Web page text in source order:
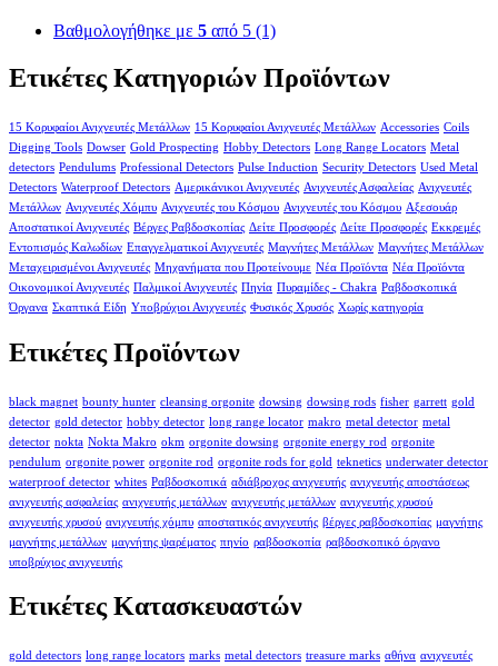
Βαθμολογήθηκε με 5 από 5 (1)
Ετικέτες Κατηγοριών Προϊόντων
15 Κορυφαίοι Ανιχνευτές Μετάλλων 15 Κορυφαίοι Ανιχνευτές Μετάλλων Accessories Coils
Digging Tools Dowser Gold Prospecting Hobby Detectors Long Range Locators Metal
detectors Pendulums Professional Detectors Pulse Induction Security Detectors Used Metal
Detectors Waterproof Detectors Αμερικάνικοι Ανιχνευτές Ανιχνευτές Ασφαλείας Ανιχνευτές
Μετάλλων Ανιχνευτές Χόμπυ Ανιχνευτές του Κόσμου Ανιχνευτές του Κόσμου Αξεσουάρ
Αποστατικοί Ανιχνευτές Βέργες Ραβδοσκοπίας Δείτε Προσφορές Δείτε Προσφορές Εκκρεμές
Εντοπισμός Καλωδίων Επαγγελματικοί Ανιχνευτές Μαγνήτες Μετάλλων Μαγνήτες Μετάλλων
Μεταχειρισμένοι Ανιχνευτές Μηχανήματα που Προτείνουμε Νέα Προϊόντα Νέα Προϊόντα
Οικονομικοί Ανιχνευτές Παλμικοί Ανιχνευτές Πηνία Πυραμίδες - Chakra Ραβδοσκοπικά
Όργανα Σκαπτικά Είδη Υποβρύχιοι Ανιχνευτές Φυσικός Χρυσός Χωρίς κατηγορία
Ετικέτες Προϊόντων
black magnet bounty hunter cleansing orgonite dowsing dowsing rods fisher garrett gold
detector gold detector hobby detector long range locator makro metal detector metal
detector nokta Nokta Makro okm orgonite dowsing orgonite energy rod orgonite
pendulum orgonite power orgonite rod orgonite rods for gold teknetics underwater detector
waterproof detector whites Ραβδοσκοπικά αδιάβροχος ανιχνευτής ανιχνευτής αποστάσεως
ανιχνευτής ασφαλείας ανιχνευτής μετάλλων ανιχνευτής μετάλλων ανιχνευτής χρυσού
ανιχνευτής χρυσού ανιχνευτής χόμπυ αποστατικός ανιχνευτής βέργες ραβδοσκοπίας μαγνήτης
μαγνήτης μετάλλων μαγνήτης ψαρέματος πηνίο ραβδοσκοπία ραβδοσκοπικό όργανο
υποβρύχιος ανιχνευτής
Ετικέτες Κατασκευαστών
gold detectors long range locators marks metal detectors treasure marks αθήνα ανιχνευτές